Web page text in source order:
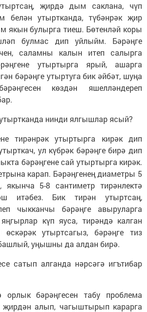
җирдә дым саклана, чүп
белән утыртканда, түбәнрәк җир
якын булырга тиеш. Бөтенләй коры
булмас дип уйлыйм. Бәрәңге
саламны калын итеп салырга
утыртырга ярый, ашарга
бәрәңге утыртуга бик әйбәт, шуңа
көздән яшелләндереп
нинди ялгышлар ясый?
тирәнрәк утыртырга кирәк дип
ул күбрәк бәрәңге бирә дип
бәрәңгене сай утыртырга кирәк.
карап. Бәрәңгенең диаметры 5
якынча 5-8 сантиметр тирәнлектә
итәбез. Бик тирән утыртсаң,
чыкканчы бәрәңге авыруларга
күп яуса, тирәндә калган
утыртсагыз, бәрәңге тиз
уңышны да алдан бирә.
сатып алганда нәрсәгә игътибар
орлык бәрәңгесен табу проблема
җирдән алып, чагыштырып карарга